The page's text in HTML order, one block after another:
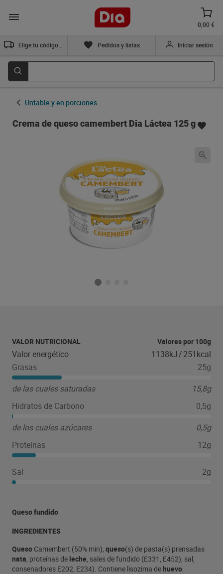
0,00 €
Pedidos y listas Iniciar sesión
Untable y en porciones
Crema de queso camembert Dia Láctea 125 g
VALOR NUTRICIONAL Valores por 100g
Valor energético 1138kJ/251kcal
Grasas
25g
de las cuales saturadas
15,8g
Hidratos de Carbono
0,5g
de los cuales azúcares
0,5g
Proteínas
12g
Sal 2g
Queso fundido
INGREDIENTES
Queso Camembert (50% min), queso(s) de pasta(s) prensadas
nata, proteínas de leche, sales de fundido (E331, E452), sal,
consenadores E202, E234). Contiene lisozima dehuevo.